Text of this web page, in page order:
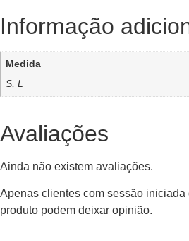
Informação
Medida
S, L
Avaliações
Ainda não existem avaliações.
Apenas clientes com sessão iniciada
produto podem deixar opinião.